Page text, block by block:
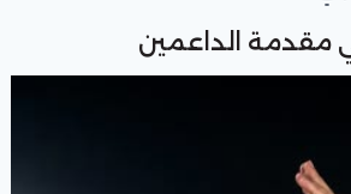
مقدمة الداعمين